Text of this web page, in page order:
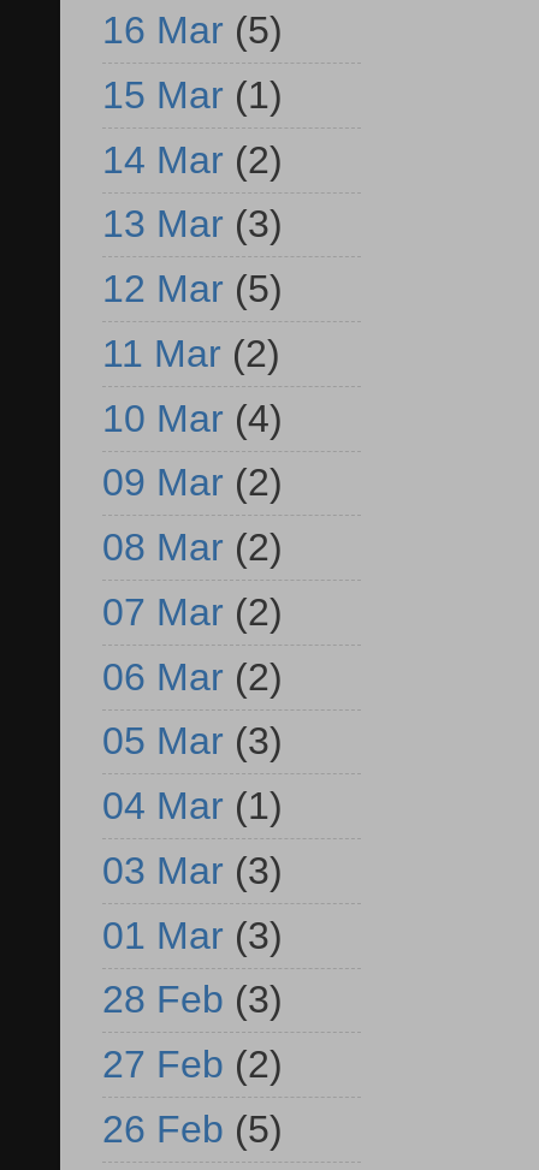
16 Mar (5)
15 Mar (1)
14 Mar (2)
13 Mar (3)
12 Mar (5)
11 Mar (2)
10 Mar (4)
09 Mar (2)
08 Mar (2)
07 Mar (2)
06 Mar (2)
05 Mar (3)
04 Mar (1)
03 Mar (3)
01 Mar (3)
28 Feb (3)
27 Feb (2)
26 Feb (5)